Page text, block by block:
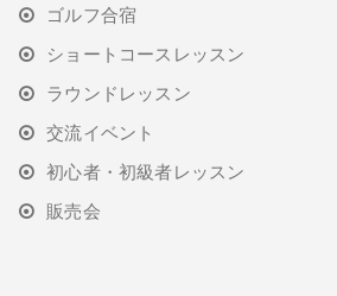
ゴルフ合宿
ショートコースレッスン
ラウンドレッスン
交流イベント
初心者・初級者レッスン
販売会